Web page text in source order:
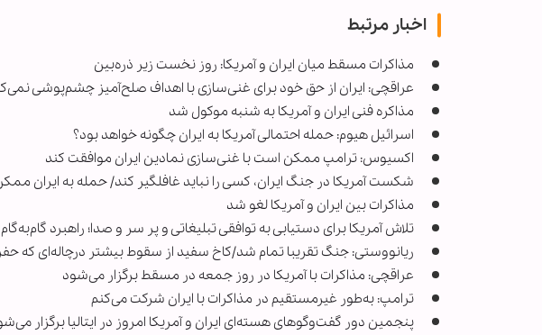
اخبار مرتبط
مذاکرات مسقط میان ایران و آمریکا: روز نخست زیر ذره‌بین
عراقچی: ایران از حق خود برای غنی‌سازی با اهداف صلح‌آمیز چشم‌پوشی
مذاکره فنی ایران ‌و آمریکا به شنبه موکول شد
اسرائیل هیوم: حمله احتمالی آمریکا به ایران چگونه خواهد بود؟
اکسیوس: ترامپ ممکن است با غنی‌سازی نمادین ایران موافقت کند
شکست آمریکا در جنگ ایران، کسی را نباید غافلگیر کند/ حمله به ایران
مذاکرات بین ایران و آمریکا لغو شد
تلاش آمریکا برای دستیابی به توافقی تبلیغاتی و پر سر و صدا؛ راهبرد
ریانووستی: جنگ تقریبا تمام شد/کاخ سفید از سقوط بیشتر درچاله‌ای که
عراقچی: مذاکرات با آمریکا در روز جمعه در مسقط برگزار می‌شود
ترامپ: به‌طور غیرمستقیم در مذاکرات با ایران شرکت می‌کنم
پنجمین دور گفت‌وگوهای هسته‌ای ایران و آمریکا امروز در ایتالیا برگزار